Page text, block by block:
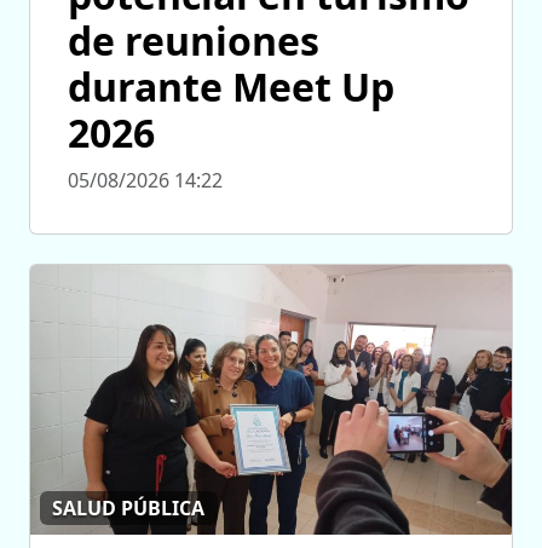
de reuniones
durante Meet Up
2026
05/08/2026 14:22
SALUD PÚBLICA